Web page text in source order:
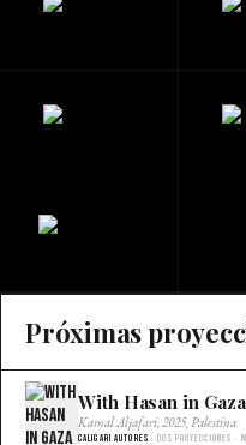
Próximas
With Hasan in Gaza
Kamal Aljafari, 2025, Palestina
Caligari Autores · Dos proyecciones ·